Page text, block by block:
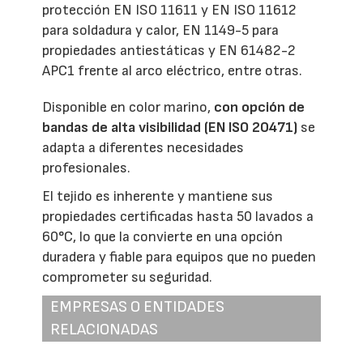
protección EN ISO 11611 y EN ISO 11612
para soldadura y calor, EN 1149-5 para
propiedades antiestáticas y EN 61482-2
APC1 frente al arco eléctrico, entre otras.
Disponible en color marino, con opción de
bandas de alta visibilidad (EN ISO 20471) se
adapta a diferentes necesidades
profesionales.
El tejido es inherente y mantiene sus
propiedades certificadas hasta 50 lavados a
60°C, lo que la convierte en una opción
duradera y fiable para equipos que no pueden
comprometer su seguridad.
EMPRESAS O ENTIDADES
RELACIONADAS